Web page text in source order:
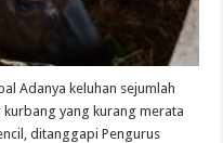
Adanya keluhan sejumlah
yang kurang merata
ditanggapi Pengurus